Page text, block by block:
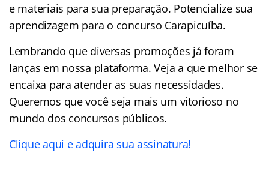
e materiais para sua preparação. Potencialize sua
aprendizagem para o concurso Carapicuíba.
Lembrando que diversas promoções já foram
lanças em nossa plataforma. Veja a que melhor se
encaixa para atender as suas necessidades.
Queremos que você seja mais um vitorioso no
mundo dos concursos públicos.
Clique aqui e adquira sua assinatura!